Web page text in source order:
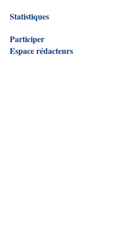
Statistiques
Participer
Espace rédacteurs